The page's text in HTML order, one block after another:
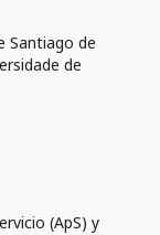
Santiago de
de
(ApS) y